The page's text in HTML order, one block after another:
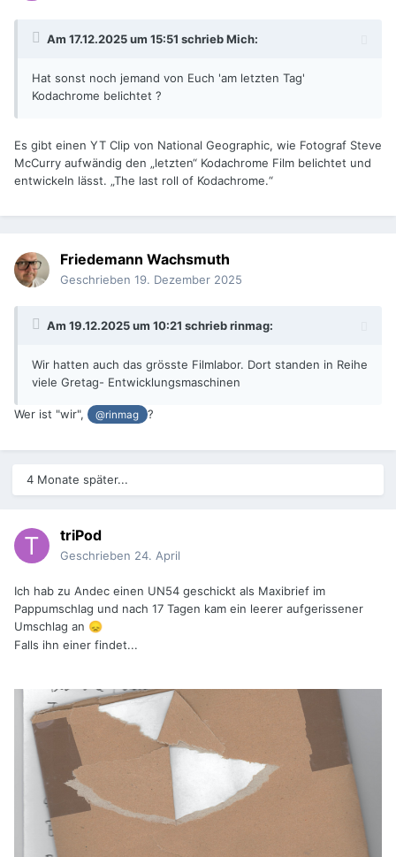
Am 17.12.2025 um 15:51 schriebMich:
Hat sonst noch jemand von Euch 'am letzten Tag'
Kodachrome belichtet ?
Es gibt einen YT Clip von National Geographic, wie Fotograf Steve
McCurry aufwändig den „letzten“ Kodachrome Film belichtet und
entwickeln lässt. „The last roll of Kodachrome.“
Friedemann Wachsmuth
Geschrieben 19. Dezember 2025
Am 19.12.2025 um 10:21 schriebrinmag:
Wir hatten auch das grösste Filmlabor. Dort standen in Reihe
viele Gretag- Entwicklungsmaschinen
Wer ist "wir", @rinmag ?
4 Monate später...
triPod
Geschrieben 24. April
Ich hab zu Andec einen UN54 geschickt als Maxibrief im
Pappumschlag und nach 17 Tagen kam ein leerer aufgerissener
Umschlag an 😞
Falls ihn einer findet...